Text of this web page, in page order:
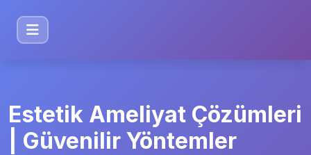
Estetik Ameliyat Çözümleri
| Güvenilir Yöntemler